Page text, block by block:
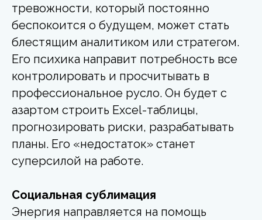
тревожности, который постоянно
беспокоится о будущем, может стать
блестящим аналитиком или стратегом.
Его психика направит потребность все
контролировать и просчитывать в
профессиональное русло. Он будет с
азартом строить Excel-таблицы,
прогнозировать риски, разрабатывать
планы. Его «недостаток» станет
суперсилой на работе.
Социальная сублимация
Энергия направляется на помощь